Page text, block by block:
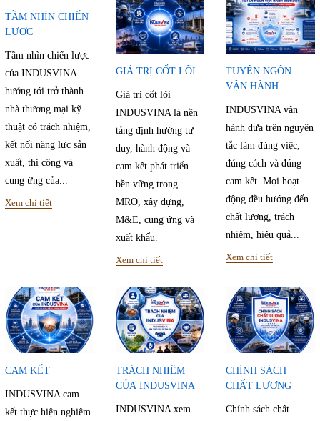
TẦM NHÌN CHIẾN
LƯỢC
Tầm nhìn chiến lược
của INDUSVINA
hướng tới trở thành
nhà thương mại kỹ
thuật có trách nhiệm,
kết nối năng lực sản
xuất, thi công và
cung ứng của...
Xem chi tiết
GIÁ TRỊ CỐT LÕI
Giá trị cốt lõi
INDUSVINA là nền
tảng định hướng tư
duy, hành động và
cam kết phát triển
bền vững trong
MRO, xây dựng,
M&E, cung ứng và
xuất khẩu.
Xem chi tiết
TUYÊN NGÔN
VẬN HÀNH
INDUSVINA vận
hành dựa trên nguyên
tắc làm đúng việc,
đúng cách và đúng
cam kết. Mọi hoạt
động đều hướng đến
chất lượng, trách
nhiệm, hiệu quả...
Xem chi tiết
CAM KẾT
INDUSVINA cam
kết thực hiện nghiêm
TRÁCH NHIỆM
CỦA INDUSVINA
INDUSVINA xem
CHÍNH SÁCH
CHẤT LƯỢNG
Chính sách chất